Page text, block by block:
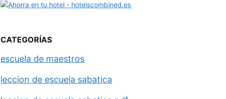
CATEGORÍAS
escuela de maestros
leccion de escuela sabatica